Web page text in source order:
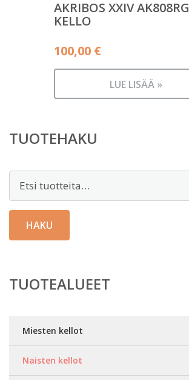
AKRIBOS XXIV AK808RG
KELLO
100,00 €
LUE LISÄÄ »
TUOTEHAKU
Etsi:
HAKU
TUOTEALUEET
Miesten kellot
Naisten kellot